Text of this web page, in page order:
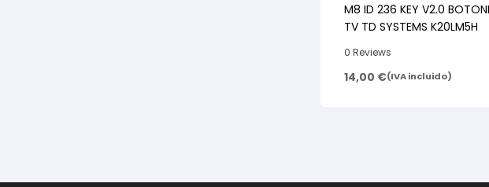
M8 ID 236 KEY V2.0
TV TD SYSTEMS K20LM5H
0 Reviews
14,00 €(IVA incluido)